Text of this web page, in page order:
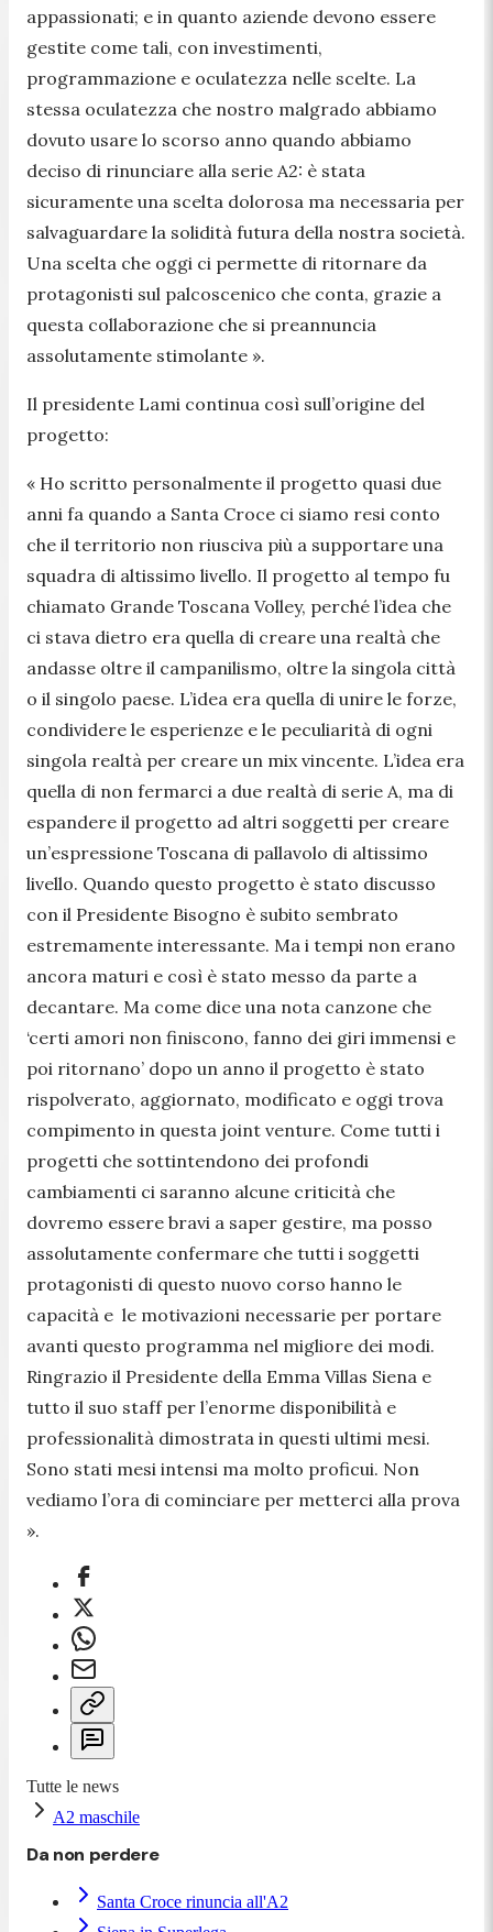
appassionati; e in quanto aziende devono essere
gestite come tali, con investimenti,
programmazione e oculatezza nelle scelte. La
stessa oculatezza che nostro malgrado abbiamo
dovuto usare lo scorso anno quando abbiamo
deciso di rinunciare alla serie A2: è stata
sicuramente una scelta dolorosa ma necessaria per
salvaguardare la solidità futura della nostra società.
Una scelta che oggi ci permette di ritornare da
protagonisti sul palcoscenico che conta, grazie a
questa collaborazione che si preannuncia
assolutamente stimolante ».
Il presidente Lami continua così sull’origine del
progetto:
« Ho scritto personalmente il progetto quasi due
anni fa quando a Santa Croce ci siamo resi conto
che il territorio non riusciva più a supportare una
squadra di altissimo livello. Il progetto al tempo fu
chiamato Grande Toscana Volley, perché l’idea che
ci stava dietro era quella di creare una realtà che
andasse oltre il campanilismo, oltre la singola città
o il singolo paese. L’idea era quella di unire le forze,
condividere le esperienze e le peculiarità di ogni
singola realtà per creare un mix vincente. L’idea era
quella di non fermarci a due realtà di serie A, ma di
espandere il progetto ad altri soggetti per creare
un’espressione Toscana di pallavolo di altissimo
livello. Quando questo progetto è stato discusso
con il Presidente Bisogno è subito sembrato
estremamente interessante. Ma i tempi non erano
ancora maturi e così è stato messo da parte a
decantare. Ma come dice una nota canzone che
‘certi amori non finiscono, fanno dei giri immensi e
poi ritornano’ dopo un anno il progetto è stato
rispolverato, aggiornato, modificato e oggi trova
compimento in questa joint venture. Come tutti i
progetti che sottintendono dei profondi
cambiamenti ci saranno alcune criticità che
dovremo essere bravi a saper gestire, ma posso
assolutamente confermare che tutti i soggetti
protagonisti di questo nuovo corso hanno le
capacità e le motivazioni necessarie per portare
avanti questo programma nel migliore dei modi.
Ringrazio il Presidente della Emma Villas Siena e
tutto il suo staff per l’enorme disponibilità e
professionalità dimostrata in questi ultimi mesi.
Sono stati mesi intensi ma molto proficui. Non
vediamo l’ora di cominciare per metterci alla prova
».
Tutte le news
A2 maschile
Da non perdere
Santa Croce rinuncia all'A2